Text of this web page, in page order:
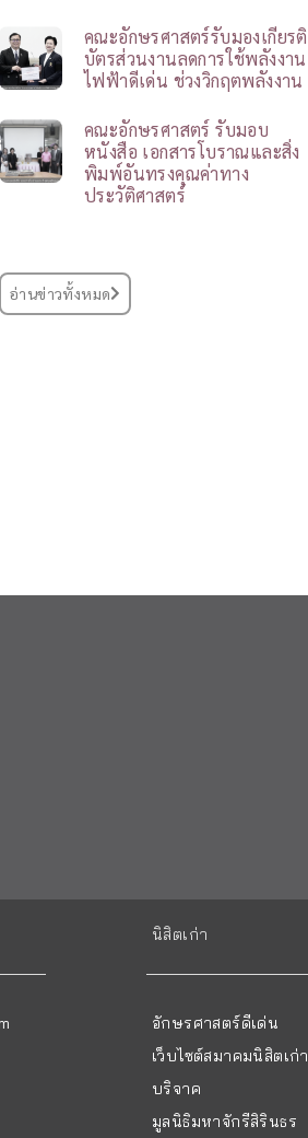
คณะอักษรศาสตร์รับมองเกียรติ
บัตรส่วนงานลดการใช้พลังงาน
ไฟฟ้าดีเด่น ช่วงวิกฤตพลังงาน
คณะอักษรศาสตร์ รับมอบ
หนังสือ เอกสารโบราณและสิ่ง
พิมพ์อันทรงคุณค่าทาง
ประวัติศาสตร์
อ่านข่าวทั้งหมด
นิสิตเก่า
อักษรศาสตร์ดีเด่น
เว็บไซต์สมาคมนิสิตเก่า
บริจาค
มูลนิธิมหาจักรีสิรินธร